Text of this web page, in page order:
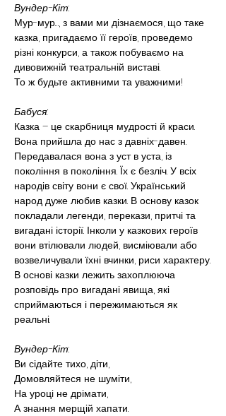
Вундер-Кіт:
Мур-мур…, з вами ми дізнаємося, що таке
казка, пригадаємо її героїв, проведемо
різні конкурси, а також побуваємо на
дивовижній театральній виставі.
То ж будьте активними та уважними!
Бабуся:
Казка – це скарбниця мудрості й краси.
Вона прийшла до нас з давніх-давен.
Передавалася вона з уст в уста, із
покоління в покоління. Їх є безліч. У всіх
народів світу вони є свої. Український
народ дуже любив казки. В основу казок
покладали легенди, перекази, притчі та
вигадані історії. Інколи у казкових героїв
вони втілювали людей, висміювали або
возвеличували їхні вчинки, риси характеру.
В основі казки лежить захоплююча
розповідь про вигадані явища, які
сприймаються і пережимаються як
реальні.
Вундер-Кіт:
Ви сідайте тихо, діти,
Домовляйтеся не шуміти,
На уроці не дрімати,
А знання мерщій хапати.